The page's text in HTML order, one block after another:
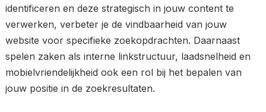
identificeren en deze strategisch in jouw content te
verwerken, verbeter je de vindbaarheid van jouw
website voor specifieke zoekopdrachten. Daarnaast
spelen zaken als interne linkstructuur, laadsnelheid en
mobielvriendelijkheid ook een rol bij het bepalen van
jouw positie in de zoekresultaten.